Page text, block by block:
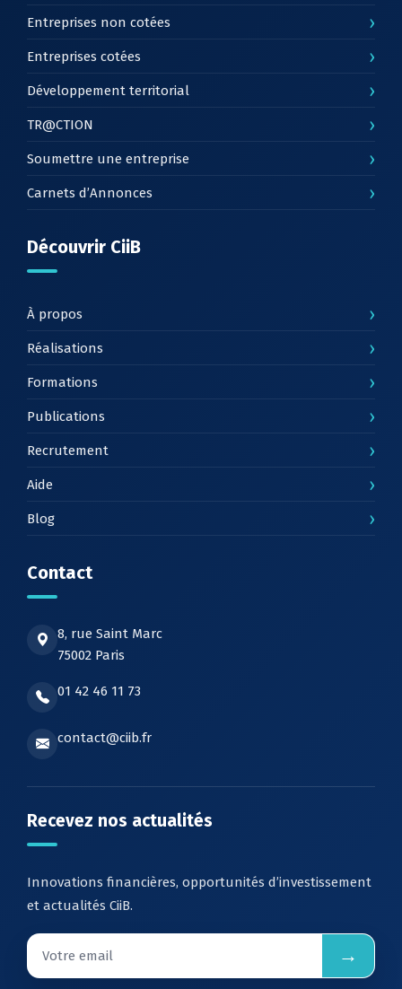
Entreprises non cotées ›
Entreprises cotées ›
Développement territorial ›
TR@CTION ›
Soumettre une entreprise ›
Carnets d’Annonces ›
Découvrir CiiB
À propos ›
Réalisations ›
Formations ›
Publications ›
Recrutement ›
Aide ›
Blog ›
Contact
8, rue Saint Marc
75002 Paris
01 42 46 11 73
contact@ciib.fr
Recevez nos actualités
Innovations financières, opportunités d’investissement
et actualités CiiB.
→